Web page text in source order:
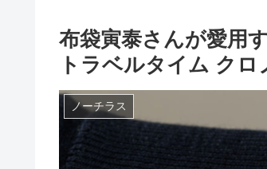
布袋寅泰さんが愛用
トラベルタイム ク
ノーチラス